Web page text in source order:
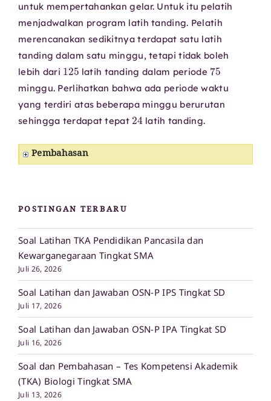
untuk mempertahankan gelar. Untuk itu pelatih
menjadwalkan program latih tanding. Pelatih
merencanakan sedikitnya terdapat satu latih
tanding dalam satu minggu, tetapi tidak boleh
lebih dari
125
latih tanding dalam periode
75
minggu. Perlihatkan bahwa ada periode waktu
yang terdiri atas beberapa minggu berurutan
sehingga terdapat tepat
24
latih tanding.
Pembahasan
POSTINGAN TERBARU
Soal Latihan TKA Pendidikan Pancasila dan
Kewarganegaraan Tingkat SMA
Juli 26, 2026
Soal Latihan dan Jawaban OSN-P IPS Tingkat SD
Juli 17, 2026
Soal Latihan dan Jawaban OSN-P IPA Tingkat SD
Juli 16, 2026
Soal dan Pembahasan – Tes Kompetensi Akademik
(TKA) Biologi Tingkat SMA
Juli 13, 2026